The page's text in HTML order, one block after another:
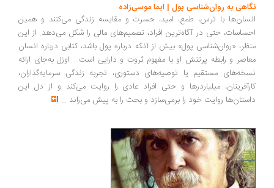
نگاهی به روان‌شناسی پول | ایما موسی‌زاده
انسان‌ها با ترس، طمع، امید، حسرت و مقایسه زندگی می‌کنند و همین
احساسات، حتی در آگاه‌ترین افراد، تصمیم‌های مالی را شکل می‌دهد. از این
منظر، «روان‌شناسی پول» بیش از آنکه درباره پول باشد، کتابی درباره انسان
معاصر و رابطه پرتنش او با مفهوم ثروت و دارایی است... اوزل به‌جای ارائه
نسخه‌های مستقیم یا توصیه‌های دستوری، تجربه زندگی سرمایه‌گذاران،
کارآفرینان، میلیاردرها و حتی افراد عادی را روایت می‌کند و از دل این
داستان‌ها روایت خود را برمی‌سازد و بحث را به پیش می‌راند ...